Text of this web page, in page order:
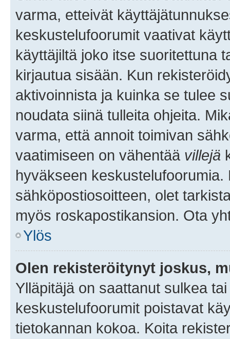
varma, etteivät
keskustelufoorumit vaativat
käyttäjiltä joko itse suoritettuna
kirjautua sisään. Kun
aktivoinnista ja kuinka se tulee
noudata siinä tulleita ohjeita.
varma, että annoit toimivan
vaatimiseen on vähentää villejä
hyväkseen
sähköpostiosoitteen, olet
myös roskapostikansion. Ota
Ylös
Olen rekisteröitynyt joskus,
Ylläpitäjä on saattanut sulkea
keskustelufoorumit poistavat
tietokannan kokoa. Koita